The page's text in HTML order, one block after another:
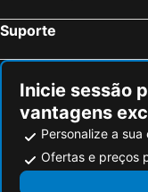
Suporte
Inicie sessão
vantagens
Personalize a sua
Ofertas e preços